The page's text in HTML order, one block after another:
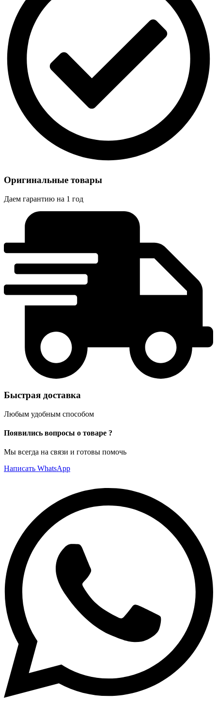
Оригинальные товары
Даем гарантию на 1 год
Быстрая доставка
Любым удобным способом
Появились вопросы о товаре ?
Мы всегда на связи и готовы помочь
Написать WhatsApp